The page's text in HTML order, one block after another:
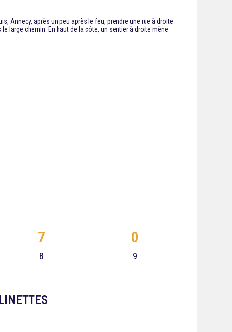
Annecy, après un peu après le feu, prendre une rue à droite
large chemin. En haut de la côte, un sentier à droite mène
8
7
9
0